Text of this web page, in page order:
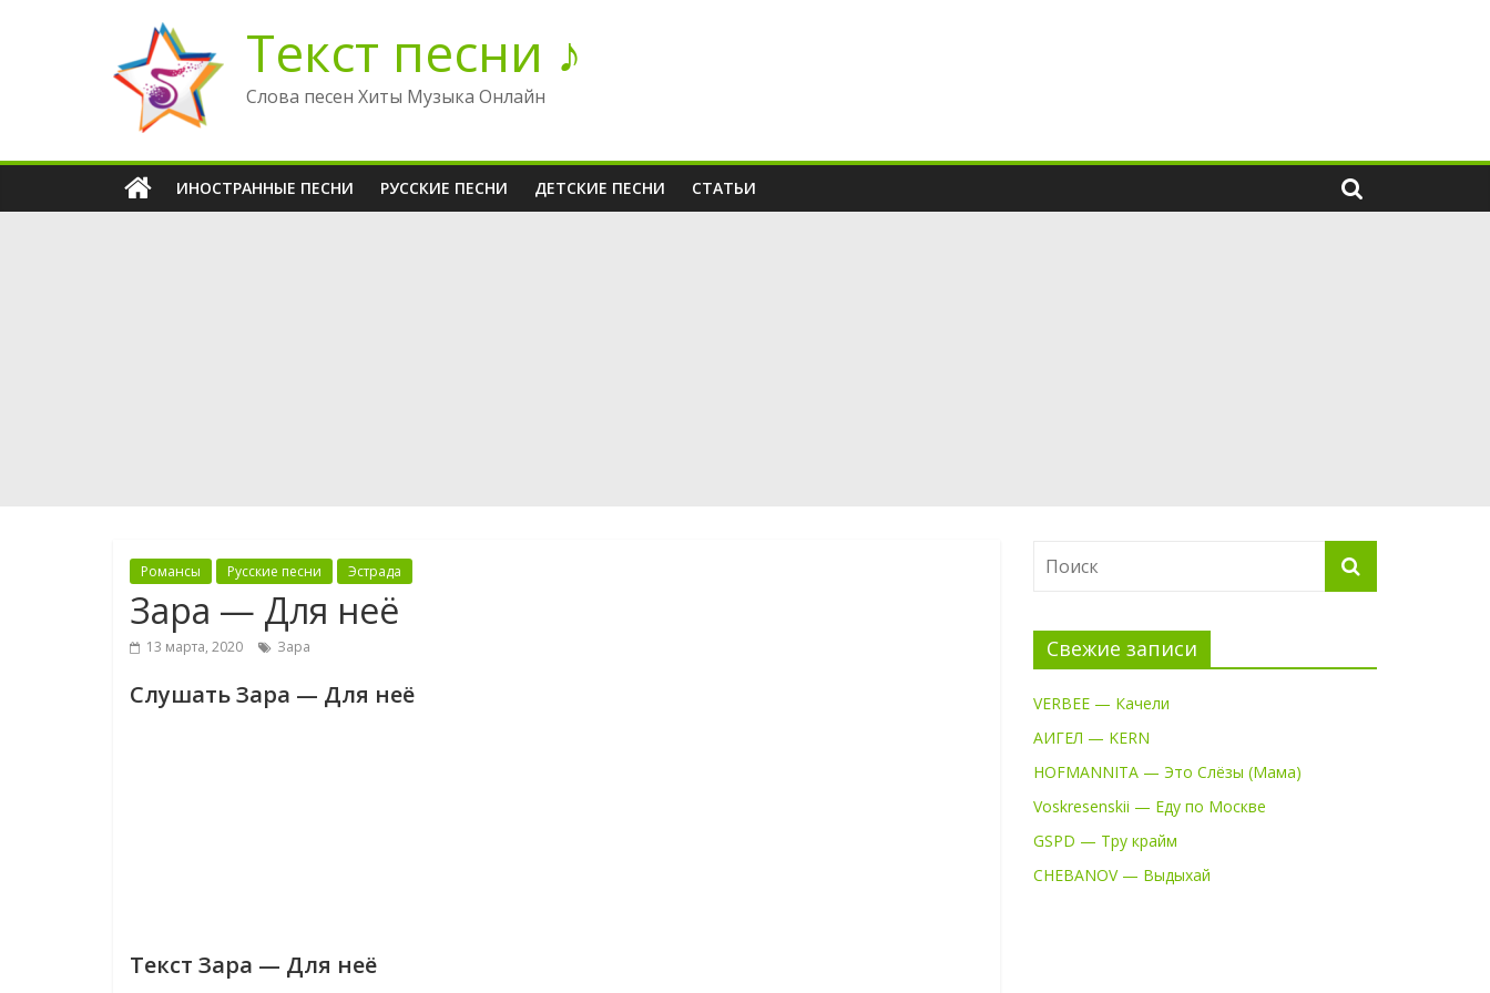
содержимому
Текст песни ♪
Слова песен Хиты Музыка Онлайн
ИНОСТРАННЫЕ ПЕСНИ РУССКИЕ ПЕСНИ ДЕТСКИЕ ПЕСНИ СТАТЬИ
Романсы Русские песни Эстрада
Зара — Для неё
13 марта, 2020 Зара
Слушать Зара — Для неё
Текст Зара — Для неё
Свежие записи
VERBEE — Качели
АИГЕЛ — KERN
HOFMANNITA — Это Слёзы (Мама)
Voskresenskii — Еду по Москве
GSPD — Тру крайм
CHEBANOV — Выдыхай